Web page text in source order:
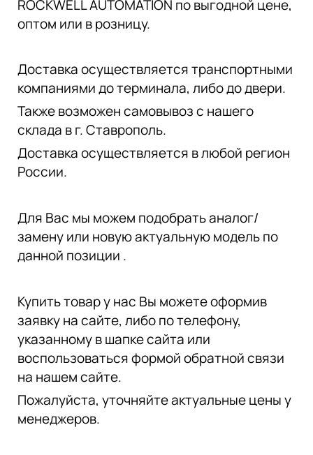
ROCKWELL AUTOMATION по выгодной цене,
оптом или в розницу.
Доставка осуществляется транспортными
компаниями до терминала, либо до двери.
Также возможен самовывоз с нашего
склада в г. Ставрополь.
Доставка осуществляется в любой регион
России.
Для Вас мы можем подобрать аналог/
замену или новую актуальную модель по
данной позиции .
Купить товар у нас Вы можете оформив
заявку на сайте, либо по телефону,
указанному в шапке сайта или
воспользоваться формой обратной связи
на нашем сайте.
Пожалуйста, уточняйте актуальные цены у
менеджеров.